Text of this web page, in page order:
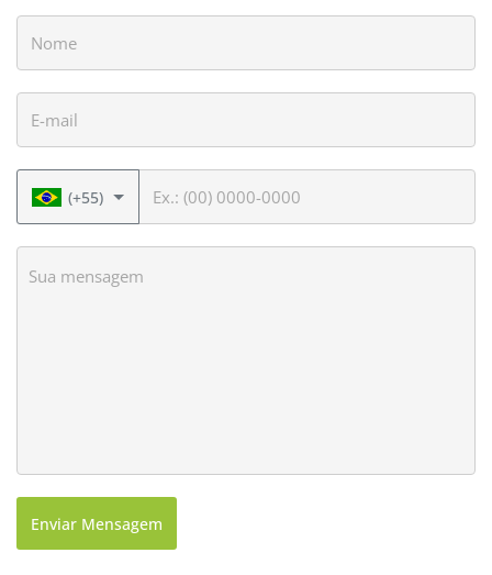
(+55)
Enviar Mensagem